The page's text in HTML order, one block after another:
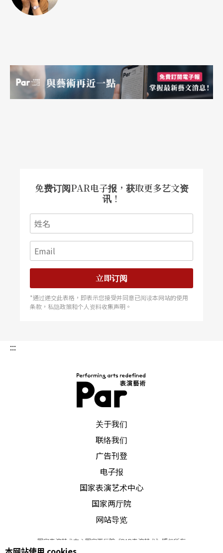
在心中。
免费订阅PAR电子报，获取更多艺文资
讯！
立即订阅
*通过递交此表格，即表示您接受并同意已阅读本网站的使用
条款，私隐政策和个人资料收集声明。
:::
关于我们
联络我们
广告刊登
电子报
国家表演艺术中心
国家两厅院
网站导览
国家表演艺术中心国家两厅院《PAR表演艺术》版权所有